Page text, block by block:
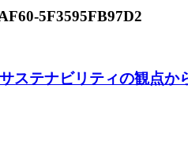
5F3595FB97D2
ステナビリティの観点か